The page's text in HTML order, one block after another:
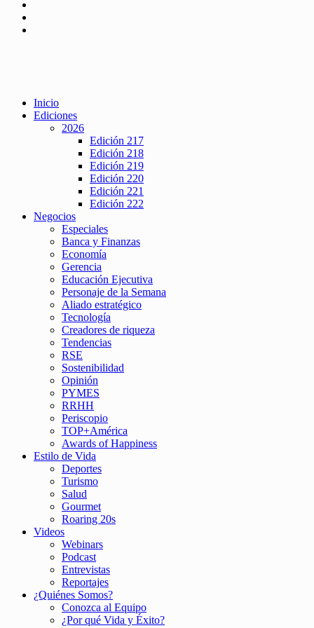
Inicio
Ediciones
2026
Edición 217
Edición 218
Edición 219
Edición 220
Edición 221
Edición 222
Negocios
Especiales
Banca y Finanzas
Economía
Gerencia
Educación Ejecutiva
Personaje de la Semana
Aliado estratégico
Tecnología
Creadores de riqueza
Tendencias
RSE
Sostenibilidad
Opinión
PYMES
RRHH
Periscopio
TOP+América
Awards of Happiness
Estilo de Vida
Deportes
Turismo
Salud
Gourmet
Roaring 20s
Videos
Webinars
Podcast
Entrevistas
Reportajes
¿Quiénes Somos?
Conozca al Equipo
¿Por qué Vida y Éxito?